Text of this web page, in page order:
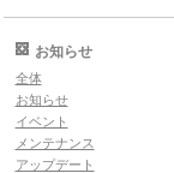
お知らせ
全体
お知らせ
イベント
メンテナンス
アップデート